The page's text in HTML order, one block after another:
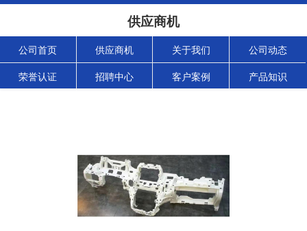
供应商机
公司首页 供应商机 关于我们 公司动态
荣誉认证 招聘中心 客户案例 产品知识